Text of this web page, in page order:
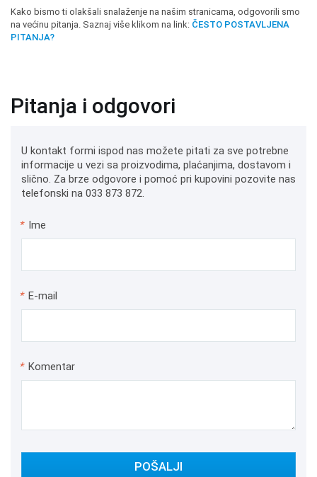
Kako bismo ti olakšali snalaženje na našim stranicama, odgovorili smo
na većinu pitanja. Saznaj više klikom na link: ČESTO POSTAVLJENA
PITANJA?
Pitanja i odgovori
U kontakt formi ispod nas možete pitati za sve potrebne
informacije u vezi sa proizvodima, plaćanjima, dostavom i
slično. Za brze odgovore i pomoć pri kupovini pozovite nas
telefonski na 033 873 872.
* Ime
* E-mail
* Komentar
POŠALJI